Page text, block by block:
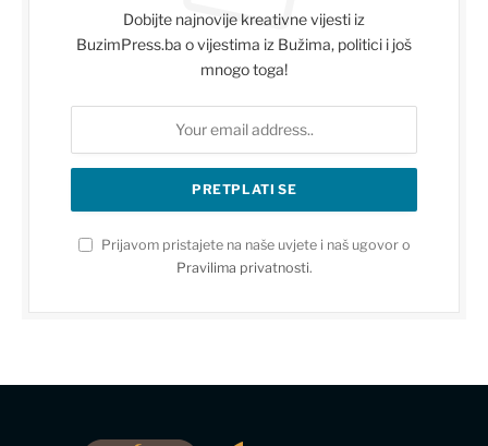
Dobijte najnovije kreativne vijesti iz
BuzimPress.ba o vijestima iz Bužima, politici i još
mnogo toga!
Prijavom pristajete na naše uvjete i naš ugovor o
Pravilima privatnosti.